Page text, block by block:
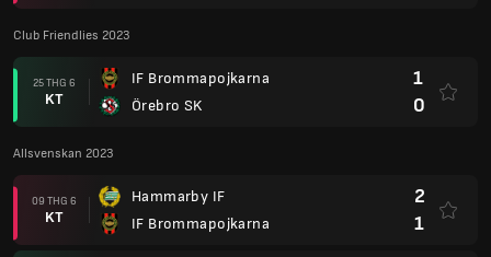
Club Friendlies 2023
25 THG 6
KT
IF Brommapojkarna
Örebro SK
1
0
Allsvenskan 2023
09 THG 6
KT
Hammarby IF
IF Brommapojkarna
2
1